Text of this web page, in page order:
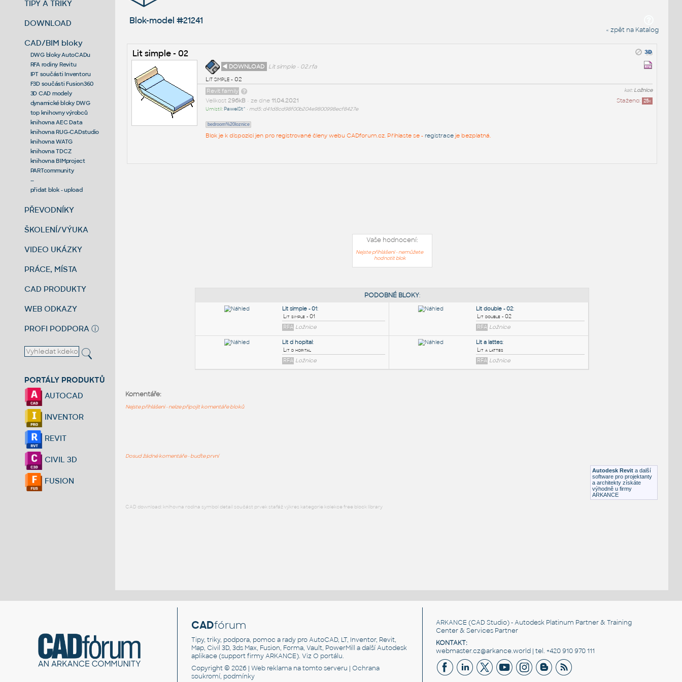
TIPY A TRIKY
DOWNLOAD
CAD/BIM bloky
DWG bloky AutoCADu
RFA rodiny Revitu
IPT součásti Inventoru
F3D součásti Fusion360
3D CAD modely
dynamické bloky DWG
top knihovny výrobců
knihovna AEC Data
knihovna RUG-CADstudio
knihovna WATG
knihovna TDCZ
knihovna BIMproject
PARTcommunity
--
přidat blok - upload
PŘEVODNÍKY
ŠKOLENÍ/VÝUKA
VIDEO UKÁZKY
PRÁCE, MÍSTA
CAD PRODUKTY
WEB ODKAZY
PROFI PODPORA ⓘ
PORTÁLY PRODUKTŮ
AUTOCAD
INVENTOR
REVIT
CIVIL 3D
FUSION
Blok-model #21241
« zpět na Katalog
Lit simple - 02
◄ DOWNLOAD
Lit simple - 02.rfa
Lit simple - 02
kat:Ložnice
Revit family
Staženo: 25x
Velikost 296kB• ze dne 11.04.2021
Umístil: PawelSt^ • md5: d41d8cd98f00b204e9800998ecf8427e
bedroom%20loznice
Blok je k dispozici jen pro registrované členy webu CADforum.cz. Přihlaste se - registraceje bezplatná.
Vaše hodnocení:
Nejste přihlášeni - nemůžete
hodnotit blok
Ložnice
Autodesk Revit a další
software pro projektanty
a architekty získáte
výhodně u firmy
ARKANCE
Komentáře:
Nejste přihlášeni - nelze připojit komentáře bloků
Dosud žádné komentáře - buďte první
CAD download: knihovna rodina symbol detail součást prvek stafáž výkres kategorie kolekce free block library
CADfórum
Tipy, triky, podpora, pomoc a rady pro AutoCAD, LT, Inventor, Revit,
Map, Civil 3D, 3ds Max, Fusion, Forma, Vault, PowerMill a další Autodesk
aplikace (support firmy ARKANCE). VizO portálu.
Copyright © 2026 |Web reklama na tomto serveru |Ochrana
soukromí, podmínky
ARKANCE (CAD Studio) - Autodesk Platinum Partner & Training
Center & Services Partner
KONTAKT:
webmaster.cz@arkance.world | tel. +420 910 970 111